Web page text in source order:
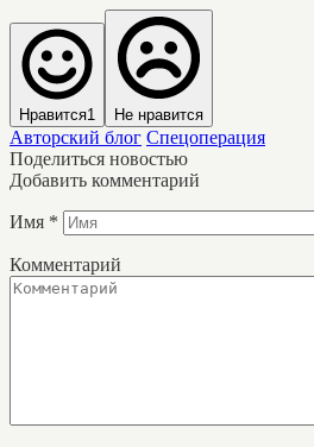
Нравится1 Не нравится
Авторский блог Спецоперация
Поделиться новостью
Добавить комментарий
Имя *
Комментарий